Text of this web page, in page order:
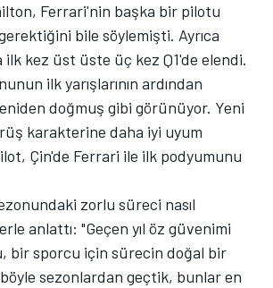
Ferrari'nin başka bir pilotu
bile söylemişti. Ayrıca
ilk kez üst üste üç kez Q1'de elendi.
ilk yarışlarının ardından
doğmuş gibi görünüyor. Yeni
karakterine daha iyi uyum
Çin'de Ferrari ile ilk podyumunu
zorlu süreci nasıl
anlattı: "Geçen yıl öz güvenimi
bir sporcu için sürecin doğal bir
sezonlardan geçtik, bunlar en